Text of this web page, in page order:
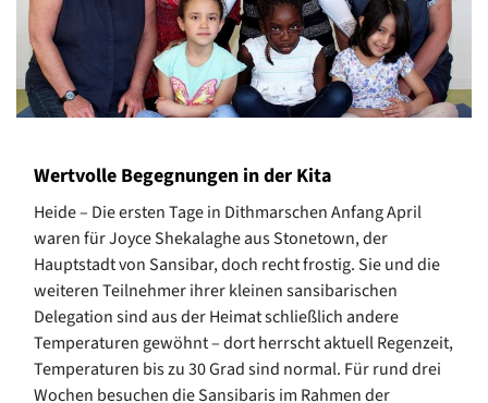
Wertvolle Begegnungen in der Kita
Heide – Die ersten Tage in Dithmarschen Anfang April
waren für Joyce Shekalaghe aus Stonetown, der
Hauptstadt von Sansibar, doch recht frostig. Sie und die
weiteren Teilnehmer ihrer kleinen sansibarischen
Delegation sind aus der Heimat schließlich andere
Temperaturen gewöhnt – dort herrscht aktuell Regenzeit,
Temperaturen bis zu 30 Grad sind normal. Für rund drei
Wochen besuchen die Sansibaris im Rahmen der